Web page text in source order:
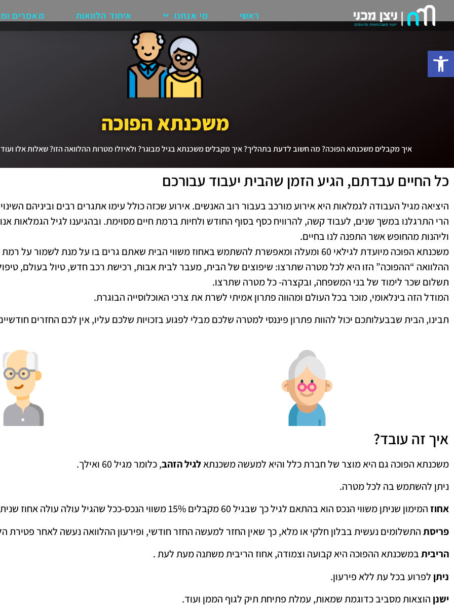
פתח סרגל נגישות
ראשי מי אנחנו איחוד הלוואות מאמרים
משכנתא הפוכה
איך מקבלים משכנתא הפוכה? מה חשוב לדעת בתהליך? איך מקבלים משכנתא בגיל מבוגר? ולאיזלו מטרות ההלוואה הזו? שאלות אלו
כל החיים עבדתם, הגיע הזמן שהבית יעבוד עבורכם
היציאה מגיל העבודה לגמלאות היא אירוע מורכב בעבור רוב האנשים. אירוע שכזה כולל עימו אתגרים רבים וביניהם
הרי התרגלנו במשך שנים, לעבוד קשה, להרוויח כסף בסוף החודש ולחיות ברמת חיים מסוימת. ובהגיענו לגיל הגמלאות
וליהנות מהחופש אשר התפנה לנו בחיים.
משכנתא הפוכה מיועדת לגילאי 60 ומעלה ומאפשרת להשתמש באחוז משווי הבית שאתם גרים בו על מנת לשמור על רמת החיים שאתם רוצים לשמר.
ההלוואה “ההפוכה” הזו היא לכל מטרה שתרצו: שיפוצים של הבית, מעבר לבית אבות, רכישת רכב חדש, טיול בעולם,
תשלום שכר לימוד של בני המשפחה, ובקצרה- כל מטרה שתרצו.
המודל הזה בינלאומי, מוכר בכל העולם ומהווה פתרון אמיתי לשרת את צרכי האוכלוסייה הבוגרת.
תבינו, הבית שבבעלותכם יכול להוות פתרון פיננסי למטרה שלכם מבלי לפגוע בזכויות שלכם עליו, אין לכם החזרים
איך זה עובד?
משכנתא הפוכה גם היא מוצר של חברת כלל והיא למעשה משכנתאלגיל הזהב, כלומר מגיל 60 ואילך.
ניתן להשתמש בה לכל מטרה.
אחוזהמימון שניתן משווי הנכס הוא בהתאם לגיל כך שבגיל 60 מקבלים 15% משווי הנכס-ככל שהגיל עולה עולה אחוז שניתן לקחת.
פריסתהתשלומים נעשית בבלון חלקי או מלא, כך שאין החזר למעשה החזר חודשי, ופירעון ההלוואה נעשה לאחר פטירת
הריביתבמשכנתא ההפוכה היא קבועה וצמודה, אחוז הריבית משתנה מעת לעת .
ניתן לפרוע בכל עת ללא פירעון.
ישנן הוצאות מסביב כדוגמת שמאות, עמלת פתיחת תיק לגוף הממן ועוד.